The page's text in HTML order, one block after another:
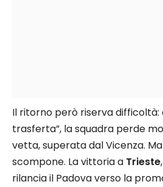
Il ritorno però riserva difficoltà:
trasferta”, la squadra perde
vetta, superata dal Vicenza.
scompone. La vittoria a Trieste
rilancia il Padova verso la